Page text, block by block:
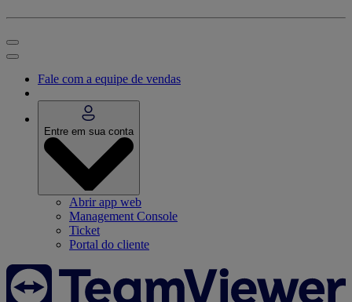
Fale com a equipe de vendas
Entre em sua conta
Abrir app web
Management Console
Ticket
Portal do cliente